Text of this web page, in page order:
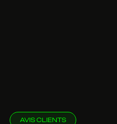
AVIS CLIENTS